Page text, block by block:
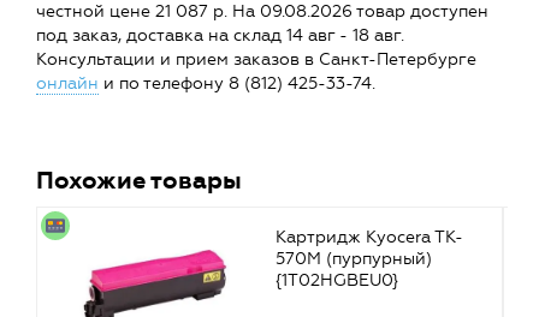
честной цене 21 087 р. На 09.08.2026 товар доступен
под заказ, доставка на склад 14 авг - 18 авг.
Консультации и прием заказов в Санкт-Петербурге
онлайн и по телефону 8 (812) 425-33-74.
Похожие товары
Картридж Kyocera TK-
570M (пурпурный)
{1T02HGBEU0}